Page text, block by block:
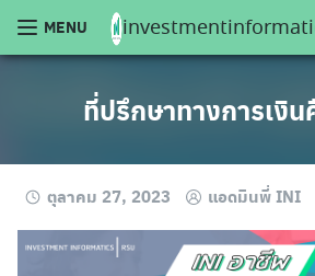
Skip
to
MENU
ที่ปรึกษาทางการเงิน
ตุลาคม 27, 2023 แอดมินพี่ INI